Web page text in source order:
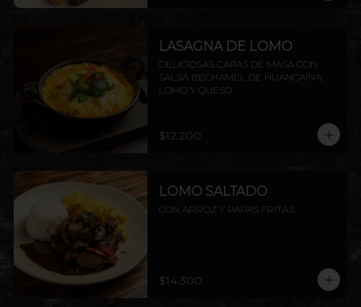
LASAGNA DE LOMO
DELICIOSAS CAPAS DE MASA CON
SALSA BECHAMEL DE HUANCAÍNA,
LOMO Y QUESO.
$12.200
LOMO SALTADO
CON ARROZ Y PAPAS FRITAS.
$14.300